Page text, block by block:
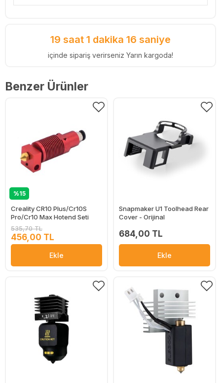
19 saat 1 dakika 15 saniye
içinde sipariş verirseniz Yarın kargoda!
Benzer Ürünler
%15
Creality CR10 Plus/Cr10S
Pro/Cr10 Max Hotend Seti
535,70 TL
456,00 TL
Ekle
Snapmaker U1 Toolhead Rear
Cover - Orijinal
684,00 TL
Ekle